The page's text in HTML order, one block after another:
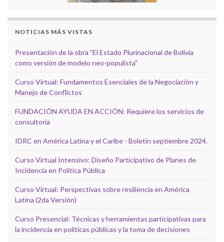
NOTICIAS MÁS VISTAS
Presentación de la obra "El Estado Plurinacional de Bolivia
como versión de modelo neo-populista"
Curso Virtual: Fundamentos Esenciales de la Negociación y
Manejo de Conflictos
FUNDACIÓN AYUDA EN ACCIÓN: Requiere los servicios de
consultoría
IDRC en América Latina y el Caribe - Boletín septiembre 2024.
Curso Virtual Intensivo: Diseño Participativo de Planes de
Incidencia en Política Pública
Curso Virtual: Perspectivas sobre resiliencia en América
Latina (2da Versión)
Curso Presencial: Técnicas y herramientas participativas para
la incidencia en políticas públicas y la toma de decisiones